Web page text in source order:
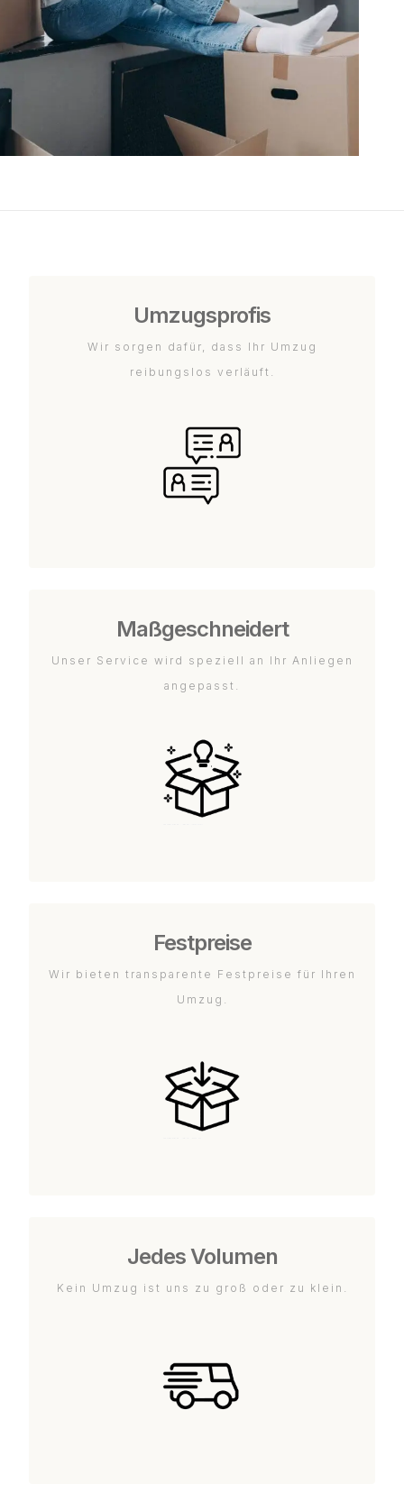
Umzugsprofis
Wir sorgen dafür, dass Ihr Umzug
reibungslos verläuft.
Maßgeschneidert
Unser Service wird speziell an Ihr Anliegen
angepasst.
Festpreise
Wir bieten transparente Festpreise für Ihren
Umzug.
Jedes Volumen
Kein Umzug ist uns zu groß oder zu klein.